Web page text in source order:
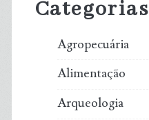
Categorias
Agropecuária
Alimentação
Arqueologia